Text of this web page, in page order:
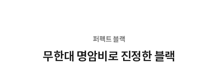
퍼펙트 블랙
무한대 명암비로 진정한 블랙